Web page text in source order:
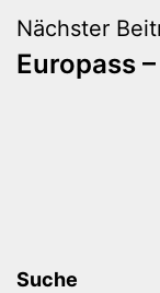
Nächster
Europass
Suche